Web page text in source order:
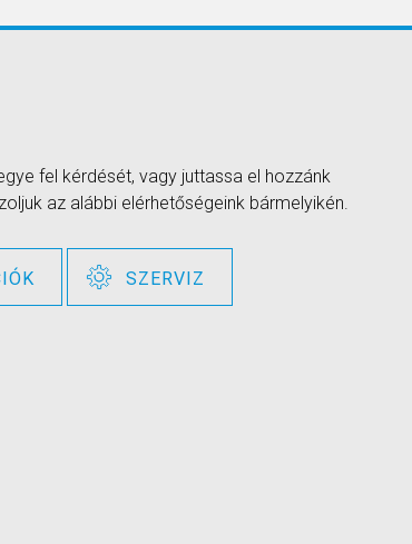
fel kérdését, vagy juttassa el hozzánk
az alábbi elérhetőségeink bármelyikén.
SZERVIZ